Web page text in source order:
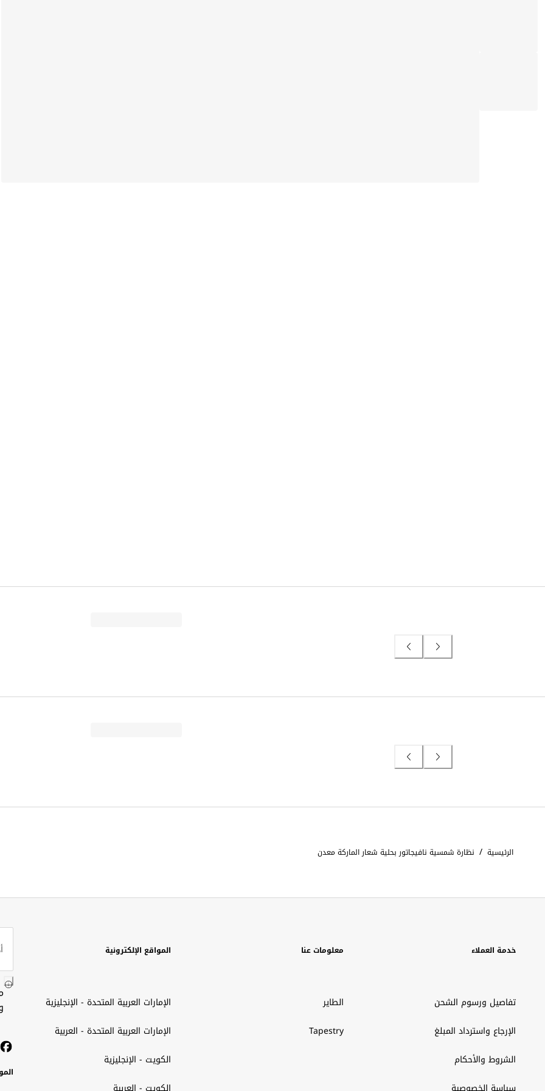
الرئيسية / نظارة شمسية نافيجاتور بحلية شعار الماركة معدن
خدمة العملاء
تفاصيل ورسوم الشحن
الإرجاع واسترداد المبلغ
الشروط والأحكام
معلومات عنا
الطاير
Tapestry
المواقع الإلكترونية
الإمارات العربية المتحدة - الإنجليزية
الإمارات العربية المتحدة - العربية
الكويت - الإنجليزية